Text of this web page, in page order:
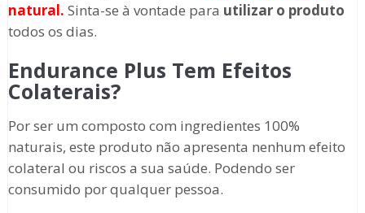
natural. Sinta-se à vontade para utilizar o produto
todos os dias.
Endurance Plus Tem Efeitos
Colaterais?
Por ser um composto com ingredientes 100%
naturais, este produto não apresenta nenhum efeito
colateral ou riscos a sua saúde. Podendo ser
consumido por qualquer pessoa.